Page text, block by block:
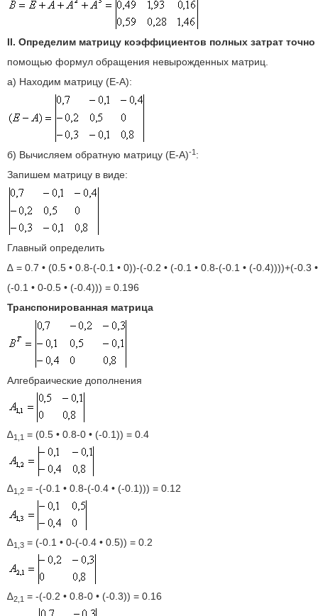
II. Определим матрицу коэффициентов полных затрат точно
помощью формул обращения невырожденных матриц.
а) Находим матрицу (E-A):
б) Вычисляем обратную матрицу (E-A)-1 :
Запишем матрицу в виде:
Главный определить
∆ = 0.7 • (0.5 • 0.8-(-0.1 • 0))-(-0.2 • (-0.1 • 0.8-(-0.1 • (-0.4))))+(-0.3 •
(-0.1 • 0-0.5 • (-0.4))) = 0.196
Транспонированная матрица
Алгебраические дополнения
∆1,1 = (0.5 • 0.8-0 • (-0.1)) = 0.4
∆1,2 = -(-0.1 • 0.8-(-0.4 • (-0.1))) = 0.12
∆1,3 = (-0.1 • 0-(-0.4 • 0.5)) = 0.2
∆2,1 = -(-0.2 • 0.8-0 • (-0.3)) = 0.16